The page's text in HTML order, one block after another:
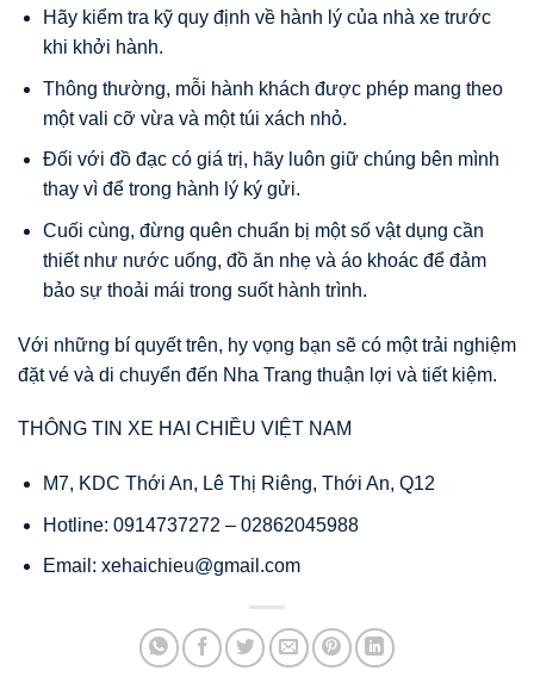
Hãy kiểm tra kỹ quy định về hành lý của nhà xe trước
khi khởi hành.
Thông thường, mỗi hành khách được phép mang theo
một vali cỡ vừa và một túi xách nhỏ.
Đối với đồ đạc có giá trị, hãy luôn giữ chúng bên mình
thay vì để trong hành lý ký gửi.
Cuối cùng, đừng quên chuẩn bị một số vật dụng cần
thiết như nước uống, đồ ăn nhẹ và áo khoác để đảm
bảo sự thoải mái trong suốt hành trình.
Với những bí quyết trên, hy vọng bạn sẽ có một trải nghiệm
đặt vé và di chuyển đến Nha Trang thuận lợi và tiết kiệm.
THÔNG TIN XE HAI CHIỀU VIỆT NAM
M7, KDC Thới An, Lê Thị Riêng, Thới An, Q12
Hotline: 0914737272 – 02862045988
Email: xehaichieu@gmail.com